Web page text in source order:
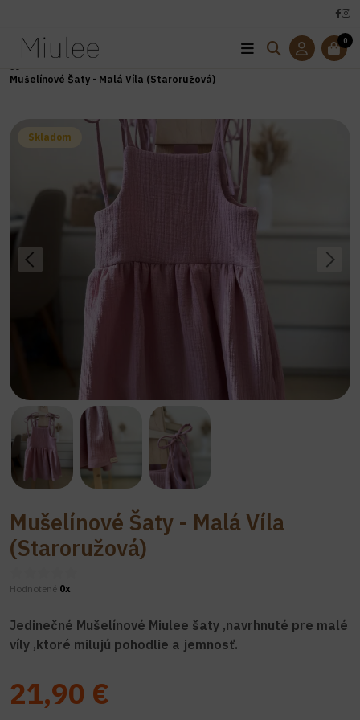
0
Mušelínové Šaty - Malá Víla (Staroružová)
Skladom
Mušelínové Šaty - Malá Víla
(Staroružová)
Hodnotené 0x
Jedinečné Mušelínové Miulee šaty ,navrhnuté pre malé
víly ,ktoré milujú pohodlie a jemnosť.
21,90 €